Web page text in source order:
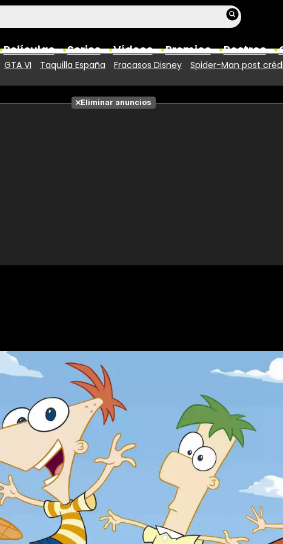
Películas Series Vídeos Premios Rostros
Fotos
GTA VI Taquilla España Fracasos Disney Spider-Man post
Eliminar anuncios